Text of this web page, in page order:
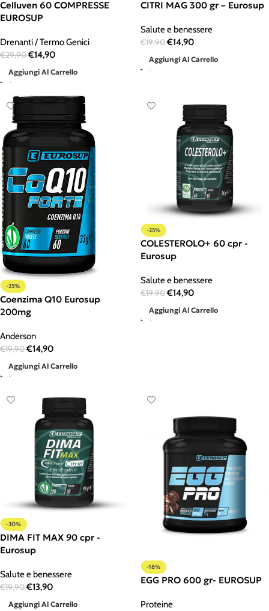
Celluven 60 COMPRESSE
EUROSUP
Drenanti / Termo Genici
€29,90€14,90
Aggiungi Al Carrello
CITRI MAG 300 gr – Eurosup
Salute e benessere
€19,90€14,90
Aggiungi Al Carrello
-25%
Coenzima Q10 Eurosup
200mg
Anderson
€19,90€14,90
Aggiungi Al Carrello
-25%
COLESTEROLO+ 60 cpr -
Eurosup
Salute e benessere
€19,90€14,90
Aggiungi Al Carrello
-30%
DIMA FIT MAX 90 cpr -
Eurosup
Salute e benessere
€19,90€13,90
Aggiungi Al Carrello
-18%
EGG PRO 600 gr- EUROSUP
Proteine